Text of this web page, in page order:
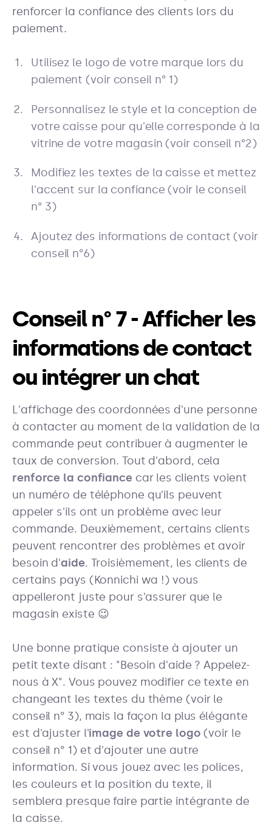
renforcer la confiance des clients lors du
paiement.
Utilisez le logo de votre marque lors du
paiement (voir conseil n° 1)
Personnalisez le style et la conception de
votre caisse pour qu'elle corresponde à la
vitrine de votre magasin (voir conseil n°2)
Modifiez les textes de la caisse et mettez
l'accent sur la confiance (voir le conseil
n° 3)
Ajoutez des informations de contact (voir
conseil n°6)
Conseil n° 7 - Afficher les
informations de contact
ou intégrer un chat
L'affichage des coordonnées d'une personne
à contacter au moment de la validation de la
commande peut contribuer à augmenter le
taux de conversion. Tout d'abord, cela
renforce la confiancecar les clients voient
un numéro de téléphone qu'ils peuvent
appeler s'ils ont un problème avec leur
commande. Deuxièmement, certains clients
peuvent rencontrer des problèmes et avoir
besoin d'aide. Troisièmement, les clients de
certains pays (Konnichi wa !) vous
appelleront juste pour s'assurer que le
magasin existe 😉
Une bonne pratique consiste à ajouter un
petit texte disant : "Besoin d'aide ? Appelez-
nous à X". Vous pouvez modifier ce texte en
changeant les textes du thème (voir le
conseil n° 3), mais la façon la plus élégante
est d'ajuster l'image de votre logo (voir le
conseil n° 1) et d'ajouter une autre
information. Si vous jouez avec les polices,
les couleurs et la position du texte, il
semblera presque faire partie intégrante de
la caisse.